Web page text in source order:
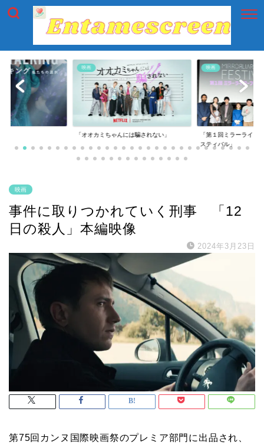
映画
「第１回ミラーライアーフィルムズ・フェ
映画
「第一回横浜国際映画
映画
事件に取りつかれていく刑事 「12
日の殺人」本編映像
2024年3月23日
第75回カンヌ国際映画祭のプレミア部門に出品され、